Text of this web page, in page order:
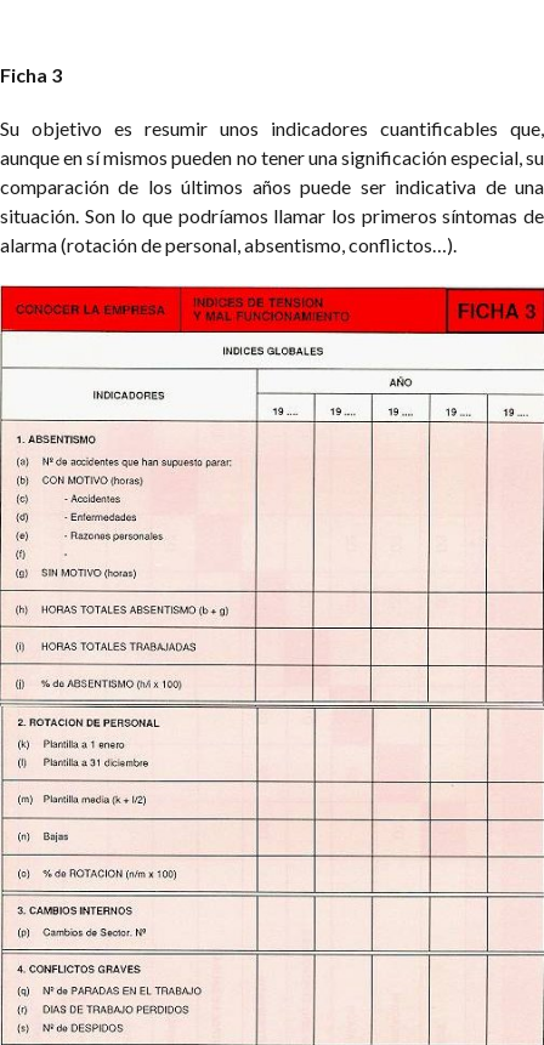
Ficha 3
Su objetivo es resumir unos indicadores cuantificables que,
aunque en sí mismos pueden no tener una significación especial, su
comparación de los últimos años puede ser indicativa de una
situación. Son lo que podríamos llamar los primeros síntomas de
alarma (rotación de personal, absentismo, conflictos…).